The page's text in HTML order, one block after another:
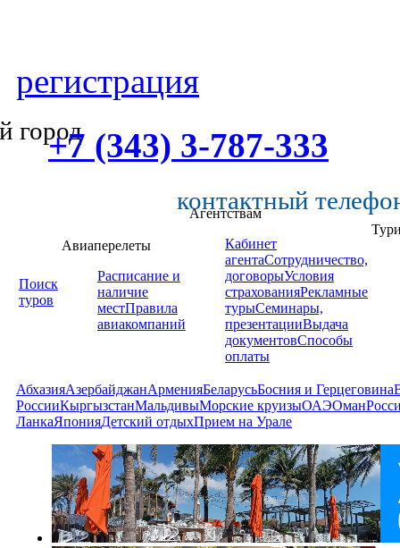
регистрация
город
+7 (343) 3-787-333
контактный
Поиск
туров
Авиаперелеты
Расписание и
наличие
местПравила
авиакомпаний
Агентствам
Кабинет
агентаСотрудничество,
договорыУсловия
страхованияРекламные
турыСеминары,
презентацииВыдача
документовСпособы
оплаты
АбхазияАзербайджанАрменияБеларусьБосния и Герцеговина
РоссииКыргызстанМальдивыМорские круизыОАЭОман
ЛанкаЯпонияДетский отдыхПрием на Урале